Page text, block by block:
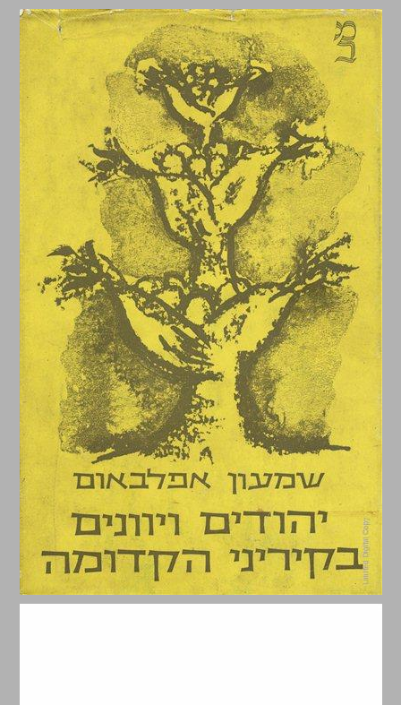
יהודים ויוונים בקיריני הקדומה ... 0